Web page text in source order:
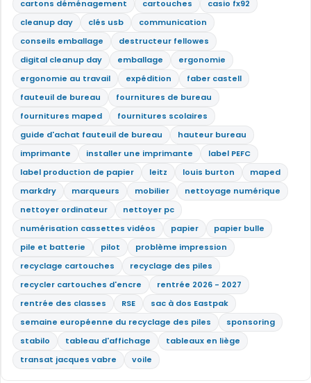
cartons déménagement
cartouches
casio fx92
cleanup day
clés usb
communication
conseils emballage
destructeur fellowes
digital cleanup day
emballage
ergonomie
ergonomie au travail
expédition
faber castell
fauteuil de bureau
fournitures de bureau
fournitures maped
fournitures scolaires
guide d'achat fauteuil de bureau
hauteur bureau
imprimante
installer une imprimante
label PEFC
label production de papier
leitz louis burton
maped
markdry
marqueurs mobilier
nettoyage numérique
nettoyer ordinateur
nettoyer pc
numérisation cassettes vidéos
papier
papier bulle
pile et batterie
pilot
problème impression
recyclage cartouches
recyclage des piles
recycler cartouches d'encre
rentrée 2026 - 2027
rentrée des classes
RSE
sac à dos Eastpak
semaine européenne du recyclage des piles
sponsoring
stabilo
tableau d'affichage
tableaux en liège
transat jacques vabre
voile